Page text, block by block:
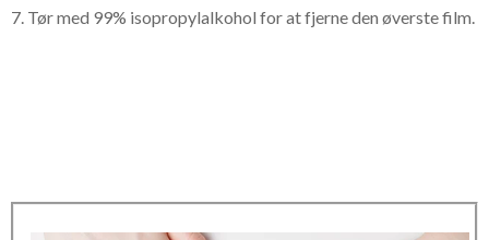
7. Tør med 99% isopropylalkohol for at fjerne den øverste film.